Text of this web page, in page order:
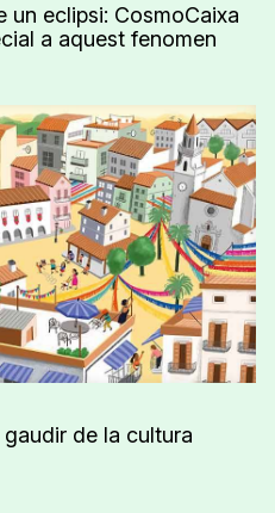
un eclipsi: CosmoCaixa
a aquest fenomen
de la cultura